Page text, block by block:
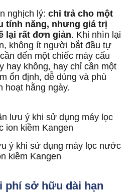
nghịch lý: chi trả cho một
tính năng, nhưng giá trị
lại rất đơn giản. Khi nhìn lại
không ít người bắt đầu tự
đến một chiếc máy cấu
hay không, hay chỉ cần một
ổn định, dễ dùng và phù
hoạt hằng ngày.
ý khi sử dụng máy lọc nước
kiềm Kangen
phí sở hữu dài hạn